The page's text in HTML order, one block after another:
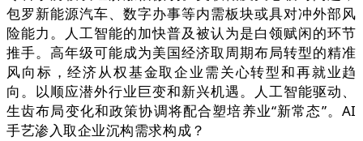
包罗新能源汽车、数字办事等内需板块或具对冲外部风
险能力。人工智能的加快普及被认为是白领赋闲的环节
推手。高年级可能成为美国经济取周期布局转型的精准
风向标，经济从权基金取企业需关心转型和再就业趋
向。以顺应潜外行业巨变和新兴机遇。人工智能驱动、
生齿布局变化和政策协调将配合塑培养业“新常态”。AI
手艺渗入取企业沉构需求构成？